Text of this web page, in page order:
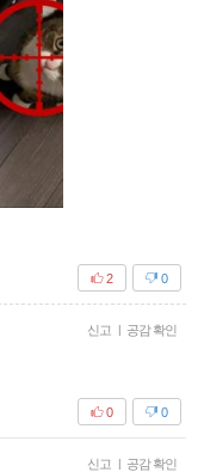
0
2
신고 | 공감 확인
0
0
신고 | 공감 확인